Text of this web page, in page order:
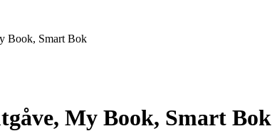
Book, Smart Bok
My Book, Smart Bok